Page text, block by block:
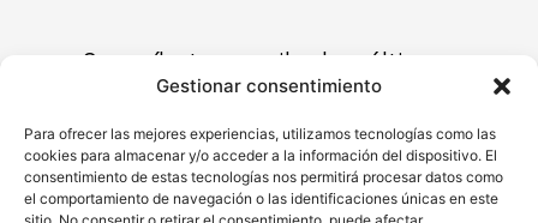
Gestionar consentimiento
Para ofrecer las mejores experiencias, utilizamos tecnologías como las
cookies para almacenar y/o acceder a la información del dispositivo. El
consentimiento de estas tecnologías nos permitirá procesar datos como
el comportamiento de navegación o las identificaciones únicas en este
Suscríbete y recibe las últimas